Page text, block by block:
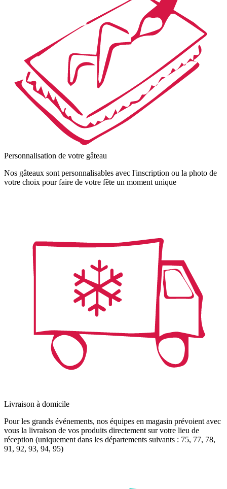
Personnalisation de votre gâteau
Nos gâteaux sont personnalisables avec l'inscription ou la photo de
votre choix pour faire de votre fête un moment unique
Livraison à domicile
Pour les grands événements, nos équipes en magasin prévoient avec
vous la livraison de vos produits directement sur votre lieu de
réception (uniquement dans les départements suivants : 75, 77, 78,
91, 92, 93, 94, 95)